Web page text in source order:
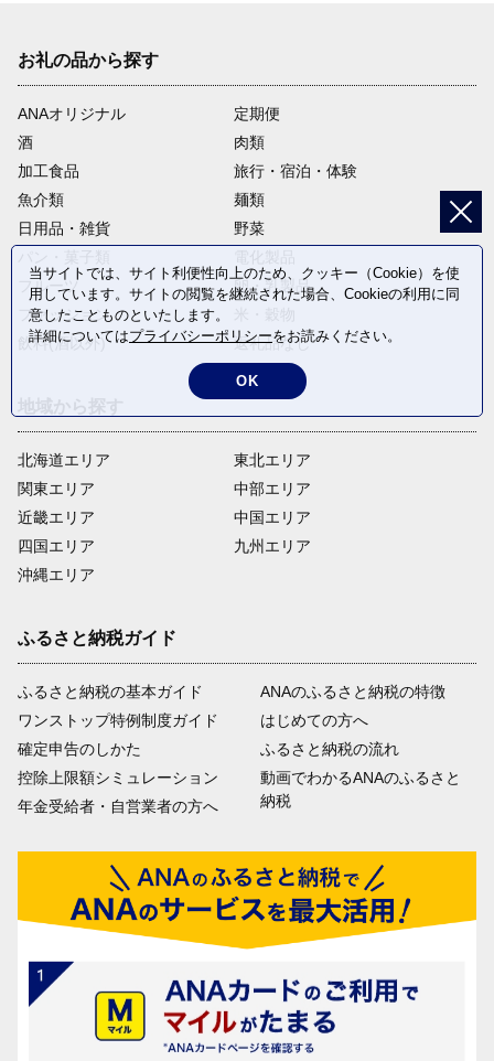
お礼の品から探す
ANAオリジナル
定期便
酒
肉類
加工食品
旅行・宿泊・体験
魚介類
麺類
日用品・雑貨
野菜
フルーツ
卵・乳製品
ファッション
飲料(酒以外)
返礼品なし
北海道エリア
関東エリア
近畿エリア
四国エリア
沖縄エリア
東北エリア
中部エリア
中国エリア
九州エリア
ふるさと納税ガイド
ふるさと納税の基本ガイド
ワンストップ特例制度ガイド
確定申告のしかた
控除上限額シミュレーション
年金受給者・自営業者の方へ
ANAのふるさと納税の特徴
はじめての方へ
ふるさと納税の流れ
動画でわかるANAのふるさと
納税
当サイトでは、サイト利便性向上のため、クッキー（Cookie）を使
用しています。サイトの閲覧を継続された場合、Cookieの利用に同
意したことものといたします。
詳細についてはプライバシーポリシーをお読みください。
OK